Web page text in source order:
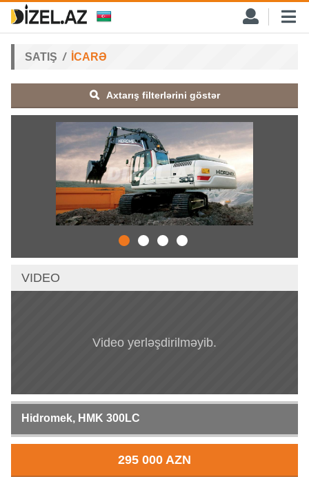
SATIŞ İCARƏ
Axtarış filterlərini göstər
VIDEO
Video yerləşdirilməyib.
Hidromek, HMK 300LC
295 000 AZN